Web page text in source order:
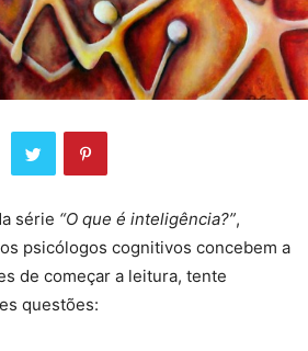
série “O que é inteligência?”,
psicólogos cognitivos concebem a
de começar a leitura, tente
questões: